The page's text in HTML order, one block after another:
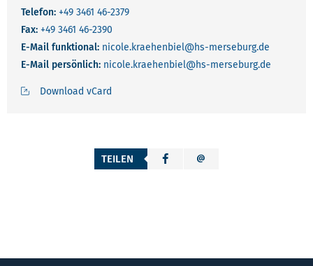
Telefon: +49 3461 46-2379
Fax: +49 3461 46-2390
E-Mail funktional: nicole.kraehenbiel@hs-merseburg.de
E-Mail persönlich: nicole.kraehenbiel@hs-merseburg.de
Download vCard
TEILEN